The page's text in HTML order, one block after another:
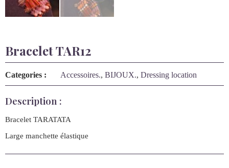
Bracelet TAR12
Categories : Accessoires., BIJOUX., Dressing location
Description :
Bracelet TARATATA
Large manchette élastique